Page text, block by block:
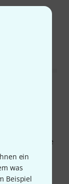
ein
was
Beispiel
eine kleine
Schluss,
Ende ca.